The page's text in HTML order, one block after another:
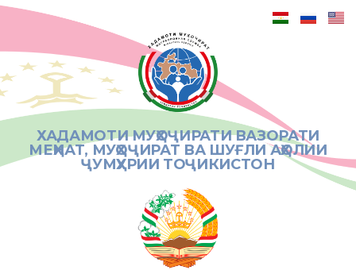
ХАДАМОТИ МУҲОҶИРАТИ ВАЗОРАТИ
МЕҲНАТ, МУҲОҶИРАТ ВА ШУҒЛИ АҲОЛИИ
ҶУМҲУРИИ ТОҶИКИСТОН